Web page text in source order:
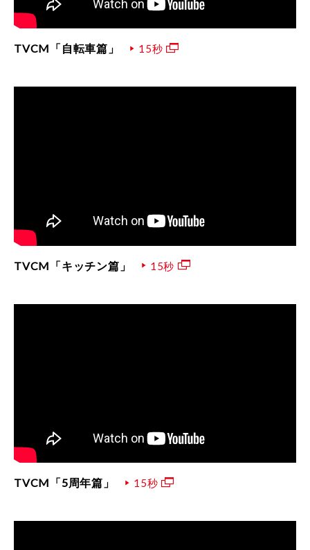
TVCM「自転車篇」 15秒
TVCM「キッチン篇」 15秒
TVCM「5周年篇」 15秒